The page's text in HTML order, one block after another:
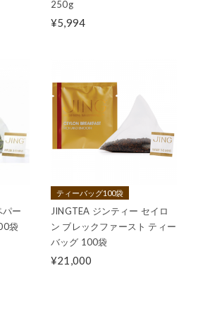
250g
¥5,994
パー
袋
ティーバッグ100袋
JINGTEA ジンティー セイロ
ン ブレックファースト ティー
バッグ 100袋
¥21,000